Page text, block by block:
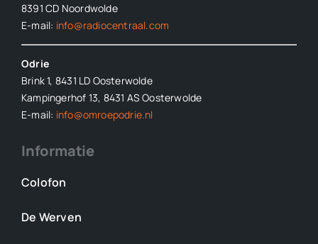
8391 CD Noordwolde
E-mail: info@radiocentraal.com
Odrie
Brink 1, 8431 LD Oosterwolde
Kampingerhof 13, 8431 AS Oosterwolde
E-mail: info@omroepodrie.nl
Informatie
Colofon
De Werven